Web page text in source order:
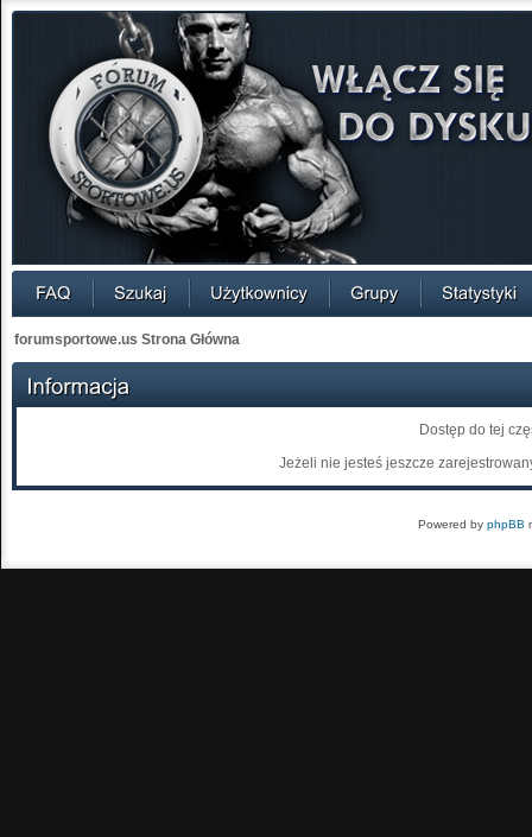
forumsportowe.us Strona Główna
Dostęp do tej
Jeżeli nie jesteś jeszcze
Powered by phpBB